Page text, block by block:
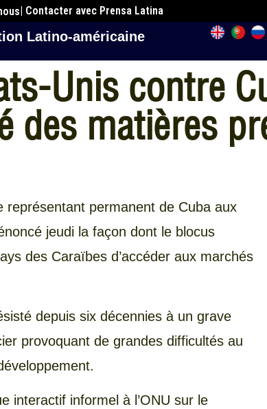
| Contacter avec Prensa Latina
Latino-américaine
Unis contre
des matières
représentant permanent de Cuba aux
jeudi la façon dont le blocus
des Caraïbes d’accéder aux marchés
depuis six décennies à un grave
provoquant de grandes difficultés au
interactif informel à l’ONU sur le